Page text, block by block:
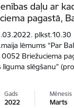
daļu ar
pagastā,
plkst.10.30
lēmums “Par
Briežuciema
slēgšanu”
Gads
2022
Mēnesis
Marts